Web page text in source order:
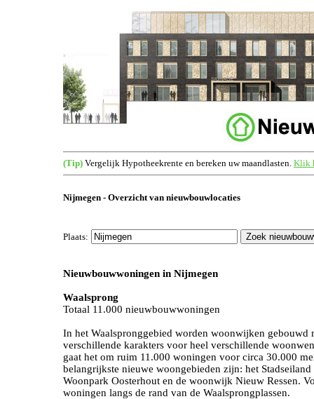
(Tip) Vergelijk Hypotheekrente en bereken uw maandlasten. Klik
Nijmegen - Overzicht van nieuwbouwlocaties
Plaats:
Nieuwbouwwoningen in Nijmegen
Waalsprong
Totaal 11.000 nieuwbouwwoningen
In het Waalspronggebied worden woonwijken gebouwd
verschillende karakters voor heel verschillende
gaat het om ruim 11.000 woningen voor circa 30.000
belangrijkste nieuwe woongebieden zijn: het Stadseiland
Woonpark Oosterhout en de woonwijk Nieuw Ressen.
woningen langs de rand van de Waalsprongplassen.